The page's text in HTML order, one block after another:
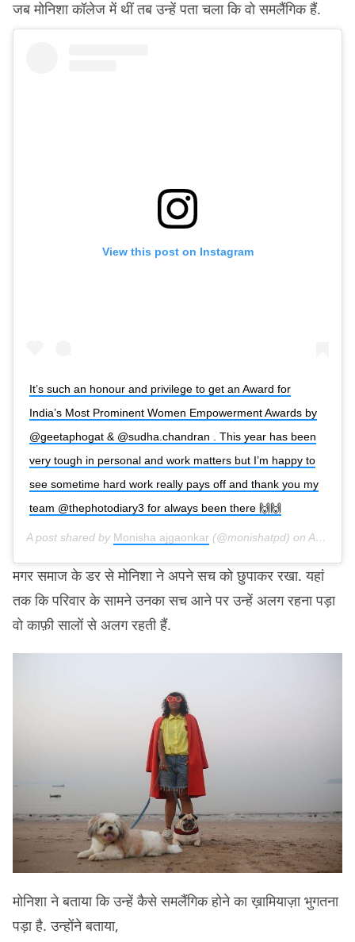
जब मोनिशा कॉलेज में थीं तब उन्हें पता चला कि वो समलैंगिक हैं.
View this post on Instagram
It’s such an honour and privilege to get an Award for
India’s Most Prominent Women Empowerment Awards by
@geetaphogat & @sudha.chandran . This year has been
very tough in personal and work matters but I’m happy to
see sometime hard work really pays off and thank you my
team @thephotodiary3 for always been there 🙌🙌
A post shared by Monisha ajgaonkar (@monishatpd) on Aug 25, 2019 at 2:38am PDT
मगर समाज के डर से मोनिशा ने अपने सच को छुपाकर रखा. यहां
तक कि परिवार के सामने उनका सच आने पर उन्हें अलग रहना पड़ा
वो काफ़ी सालों से अलग रहती हैं.
मोनिशा ने बताया कि उन्हें कैसे समलैंगिक होने का ख़ामियाज़ा भुगतना
पड़ा है. उन्होंने बताया,